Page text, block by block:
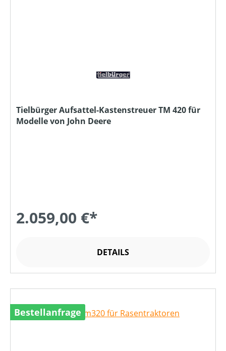
Tielbürger Aufsattel-Kastenstreuer TM 420 für
Modelle von John Deere
2.059,00 €*
DETAILS
Bestellanfrage